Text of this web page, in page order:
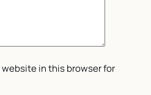
website in this browser for